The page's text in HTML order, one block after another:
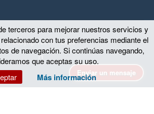
© Copyright 2011 – 2026
terceros para mejorar nuestros servicios y
con tus preferencias mediante el
de navegación. Si continúas navegando,
que aceptas su uso.
Más informaciónEnviar un mensaje